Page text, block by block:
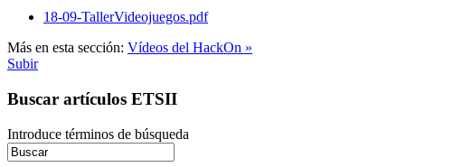
18-09-TallerVideojuegos.pdf
Más en esta sección: Vídeos del HackOn »
Subir
Buscar artículos ETSII
Introduce términos de búsqueda